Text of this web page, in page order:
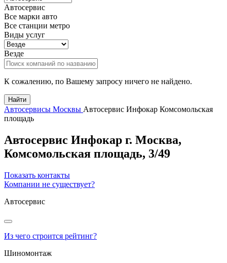
Автосервис
Все марки авто
Все станции метро
Виды услуг
Везде
К сожалению, по Вашему запросу ничего не найдено.
Найти
Автосервисы Москвы Автосервис Инфокар Комсомольская
площадь
Автосервис Инфокар г. Москва,
Комсомольская площадь, 3/49
Показать контакты
Компании не существует?
Автосервис
Из чего строится рейтинг?
Шиномонтаж